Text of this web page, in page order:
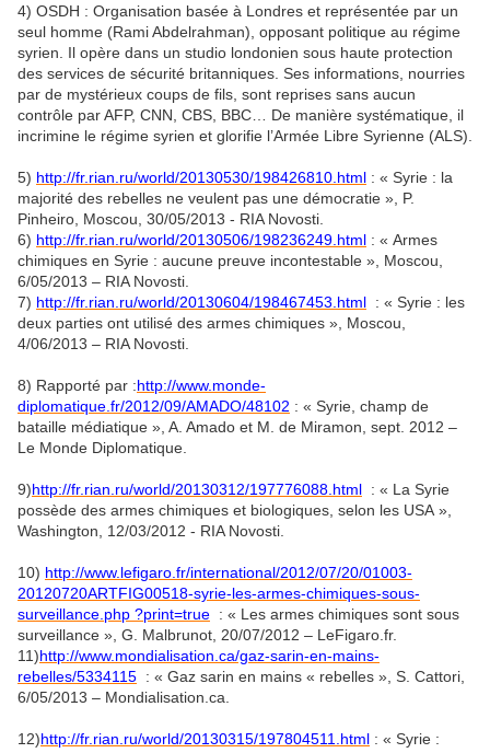
4) OSDH : Organisation basée à Londres et représentée par un
seul homme (Rami Abdelrahman), opposant politique au régime
syrien. Il opère dans un studio londonien sous haute protection
des services de sécurité britanniques. Ses informations, nourries
par de mystérieux coups de fils, sont reprises sans aucun
contrôle par AFP, CNN, CBS, BBC… De manière systématique, il
incrimine le régime syrien et glorifie l’Armée Libre Syrienne (ALS).
5) http://fr.rian.ru/world/20130530/198426810.html : « Syrie : la
majorité des rebelles ne veulent pas une démocratie », P.
Pinheiro, Moscou, 30/05/2013 - RIA Novosti.
6) http://fr.rian.ru/world/20130506/198236249.html : « Armes
chimiques en Syrie : aucune preuve incontestable », Moscou,
6/05/2013 – RIA Novosti.
7) http://fr.rian.ru/world/20130604/198467453.html : « Syrie : les
deux parties ont utilisé des armes chimiques », Moscou,
4/06/2013 – RIA Novosti.
8) Rapporté par :http://www.monde-
diplomatique.fr/2012/09/AMADO/48102 : « Syrie, champ de
bataille médiatique », A. Amado et M. de Miramon, sept. 2012 –
Le Monde Diplomatique.
9)http://fr.rian.ru/world/20130312/197776088.html : « La Syrie
possède des armes chimiques et biologiques, selon les USA »,
Washington, 12/03/2012 - RIA Novosti.
10) http://www.lefigaro.fr/international/2012/07/20/01003-
20120720ARTFIG00518-syrie-les-armes-chimiques-sous-
surveillance.php ?print=true : « Les armes chimiques sont sous
surveillance », G. Malbrunot, 20/07/2012 – LeFigaro.fr.
11)http://www.mondialisation.ca/gaz-sarin-en-mains-
rebelles/5334115 : « Gaz sarin en mains « rebelles », S. Cattori,
6/05/2013 – Mondialisation.ca.
12)http://fr.rian.ru/world/20130315/197804511.html : « Syrie :